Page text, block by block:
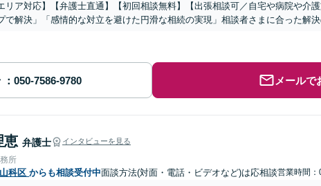
リア対応】【弁護士直通】【初回相談無料】【出張相談可／自宅や病院や介
で解決」「感情的な対立を避けた円滑な相続の実現」相談者さまに合った解
メールで
恵 弁護士 インタビューを見る
所
科区 からも相談受付中面談方法(対面・電話・ビデオなど)は応相談営業時間：